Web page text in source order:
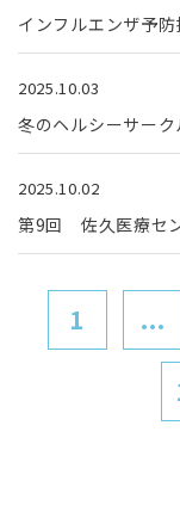
インフルエンザ予
2025.10.03
冬のヘルシーサー
2025.10.02
第9回 佐久医療セ
1 ...